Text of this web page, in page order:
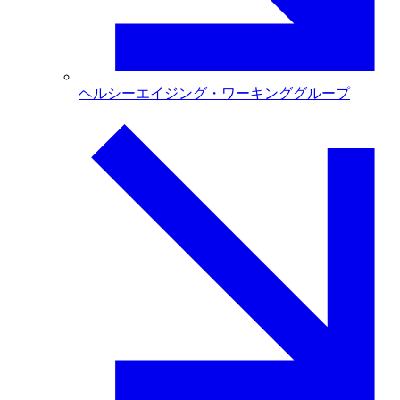
ヘルシーエイジング・ワーキンググループ